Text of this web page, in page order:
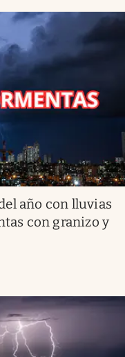
año con lluvias
con granizo y